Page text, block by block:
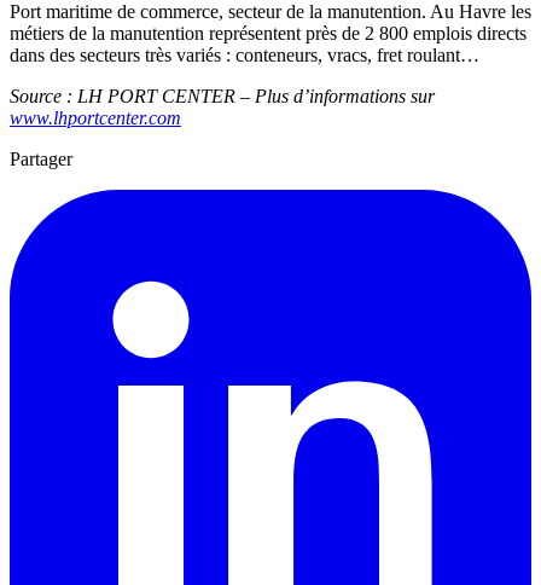
Port maritime de commerce, secteur de la manutention. Au Havre les
métiers de la manutention représentent près de 2 800 emplois directs
dans des secteurs très variés : conteneurs, vracs, fret roulant…
Source : LH PORT CENTER – Plus d’informations sur
www.lhportcenter.com
Partager